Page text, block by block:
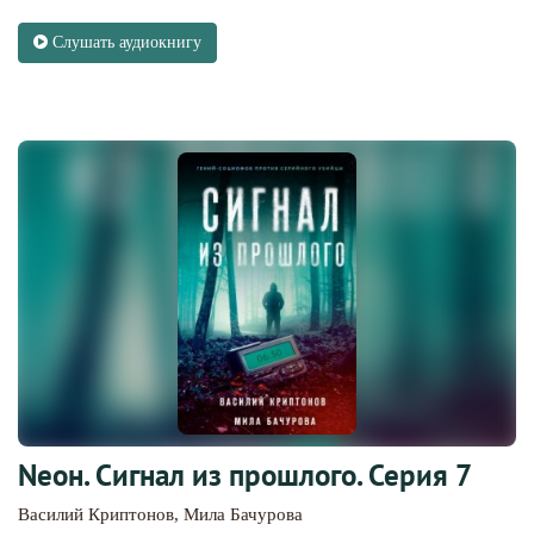
Слушать аудиокнигу
Nеон. Сигнал из прошлого. Серия 7
Василий Криптонов, Мила Бачурова